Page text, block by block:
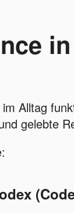
Alltag
gelebte